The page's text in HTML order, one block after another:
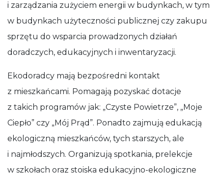
i zarządzania zużyciem energii w budynkach, w tym
w budynkach użyteczności publicznej czy zakupu
sprzętu do wsparcia prowadzonych działań
doradczych, edukacyjnych i inwentaryzacji.
Ekodoradcy mają bezpośredni kontakt
z mieszkańcami. Pomagają pozyskać dotacje
z takich programów jak: „Czyste Powietrze”, „Moje
Ciepło” czy „Mój Prąd”. Ponadto zajmują edukacją
ekologiczną mieszkańców, tych starszych, ale
i najmłodszych. Organizują spotkania, prelekcje
w szkołach oraz stoiska edukacyjno-ekologiczne